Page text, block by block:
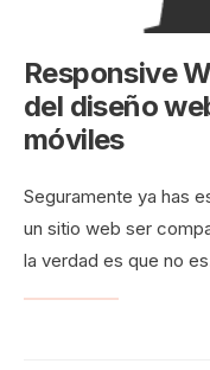
Responsive
del diseño
móviles
Seguramente ya has
un sitio web ser
la verdad es que no es